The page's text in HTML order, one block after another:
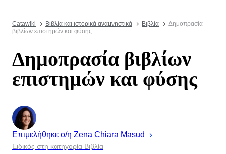
Catawiki Βιβλία και ιστορικά αναμνηστικά Βιβλία
Δημοπρασία
βιβλίων επιστημών και φύσης
Δημοπρασία βιβλίων
επιστημών και φύσης
Επιμελήθηκε ο/η Zena Chiara Masud
Ειδικός στη κατηγορία Βιβλία